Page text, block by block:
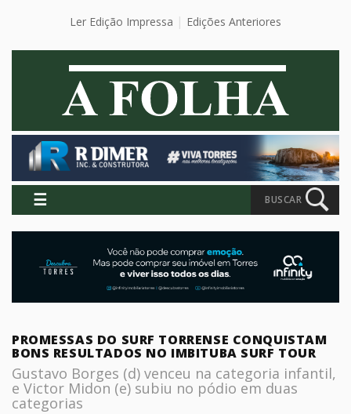
Ler Edição Impressa Edições Anteriores
☰ BUSCAR
PROMESSAS DO SURF TORRENSE CONQUISTAM
BONS RESULTADOS NO IMBITUBA SURF TOUR
Gustavo Borges (d) venceu na categoria infantil,
e Victor Midon (e) subiu no pódio em duas
categorias